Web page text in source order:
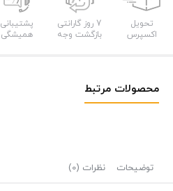
تحویل
اکسپرس
7 روز گارانتی
بازگشت وجه
پشتیبانی
همیشگی
محصولات مرتبط
توضیحات نظرات (0)